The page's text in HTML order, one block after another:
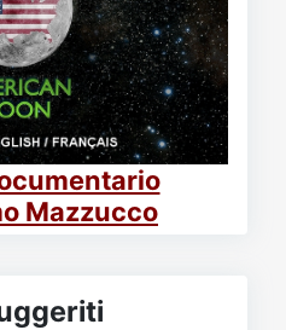
Mazzucco